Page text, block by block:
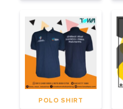
POLO SHIRT